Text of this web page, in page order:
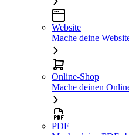
Website
Mache deine
Online-Shop
Mache deinen
PDF